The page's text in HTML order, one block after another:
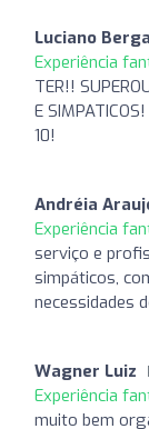
Luciano
Experiência
TER!!
E
10!
Andréia
Experiência
serviço e
simpáticos,
necessidades
Wagner Luiz
Experiência
muito bem